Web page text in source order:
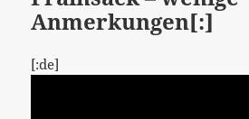
Anmerkungen[:]
[:de]